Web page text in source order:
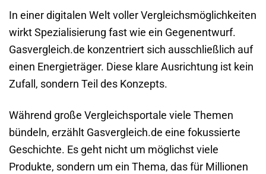
In einer digitalen Welt voller Vergleichsmöglichkeiten
wirkt Spezialisierung fast wie ein Gegenentwurf.
Gasvergleich.de konzentriert sich ausschließlich auf
einen Energieträger. Diese klare Ausrichtung ist kein
Zufall, sondern Teil des Konzepts.
Während große Vergleichsportale viele Themen
bündeln, erzählt Gasvergleich.de eine fokussierte
Geschichte. Es geht nicht um möglichst viele
Produkte, sondern um ein Thema, das für Millionen